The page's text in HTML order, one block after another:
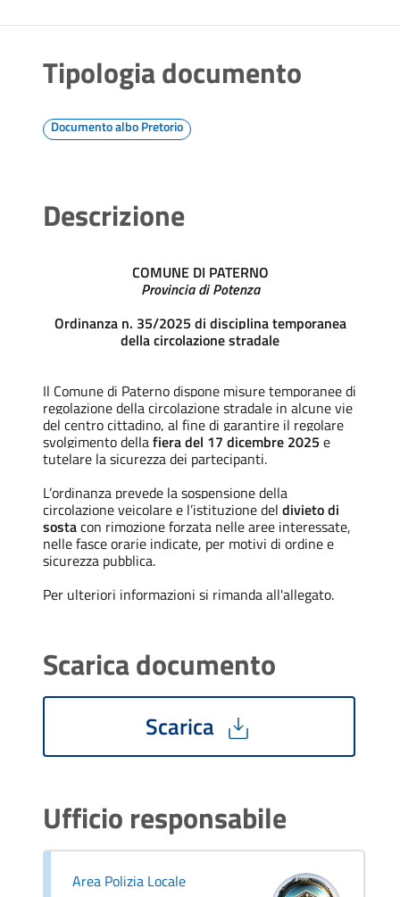
Tipologia documento
Documento albo Pretorio
Descrizione
COMUNE DI PATERNO
Provincia di Potenza
Ordinanza n. 35/2025 di disciplina temporanea
della circolazione stradale
Il Comune di Paterno dispone misure temporanee di
regolazione della circolazione stradale in alcune vie
del centro cittadino, al fine di garantire il regolare
svolgimento dellafiera del 17 dicembre 2025 e
tutelare la sicurezza dei partecipanti.
L’ordinanza prevede la sospensione della
circolazione veicolare e l’istituzione del divieto di
sostacon rimozione forzata nelle aree interessate,
nelle fasce orarie indicate, per motivi di ordine e
sicurezza pubblica.
Per ulteriori informazioni si rimanda all'allegato.
Scarica documento
Scarica
Ufficio responsabile
Area Polizia Locale